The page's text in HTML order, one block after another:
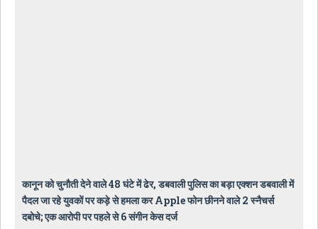
कानून को चुनौती देने वाले 48 घंटे में ढेर, डबवाली पुलिस का बड़ा एक्शन डबवाली में
पैदल जा रहे युवकों पर कड़े से हमला कर Apple फोन छीनने वाले 2 स्नैचर्स
दबोचे; एक आरोपी पर पहले से 6 संगीन केस दर्ज